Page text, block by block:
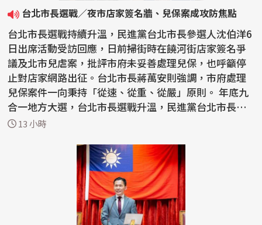
台北市長選戰／夜市店家簽名牆、兒保案成攻防焦點
台北市長選戰持續升溫，民進黨台北市長參選人沈伯洋6
日出席活動受訪回應，日前掃街時在饒河街店家簽名爭
議及北市兒虐案，批評市府未妥善處理兒保，也呼籲停
止對店家網路出征。台北市長蔣萬安則強調，市府處理
兒保案件一向秉持「從速、從重、從嚴」原則。 年底九
合一地方大選，台北市長選戰升溫，民進黨台北市長參
選人...
13 小時